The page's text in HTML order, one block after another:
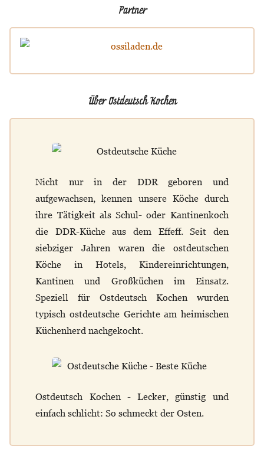
Partner
Über Ostdeutsch Kochen
Nicht nur in der DDR geboren und
aufgewachsen, kennen unsere Köche durch
ihre Tätigkeit als Schul- oder Kantinenkoch
die DDR-Küche aus dem Effeff. Seit den
siebziger Jahren waren die ostdeutschen
Köche in Hotels, Kindereinrichtungen,
Kantinen und Großküchen im Einsatz.
Speziell für Ostdeutsch Kochen wurden
typisch ostdeutsche Gerichte am heimischen
Küchenherd nachgekocht.
Ostdeutsch Kochen - Lecker, günstig und
einfach schlicht: So schmeckt der Osten.